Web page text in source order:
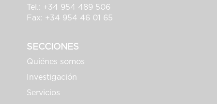
Tel.: +34 954 489 506
Fax: +34 954 46 01 65
SECCIONES
Quiénes somos
Investigación
Servicios